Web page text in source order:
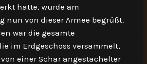
hatte, wurde am
nun von dieser Armee begrüßt.
war die gesamte
im Erdgeschoss versammelt,
einer Schar angestachelter